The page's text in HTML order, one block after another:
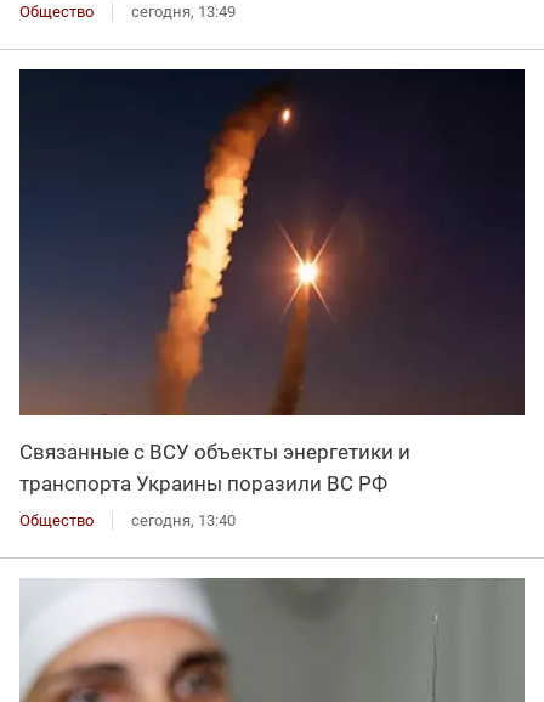
Общество сегодня, 13:49
Связанные с ВСУ объекты энергетики и
транспорта Украины поразили ВС РФ
Общество сегодня, 13:40